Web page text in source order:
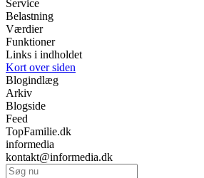
Service
Belastning
Værdier
Funktioner
Links i indholdet
Kort over siden
Blogindlæg
Arkiv
Blogside
Feed
TopFamilie.dk
informedia
kontakt@informedia.dk